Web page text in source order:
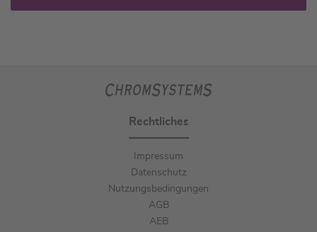
Rechtliches
Impressum
Datenschutz
Nutzungsbedingungen
AGB
AEB